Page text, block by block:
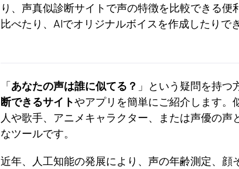
り、声真似診断サイトで声の特徴を比較できる
比べたり、AIでオリジナルボイスを作成したりで
「あなたの声は誰に似てる？ 」という疑問を持
断できるサイトやアプリを簡単にご紹介します。
人や歌手、アニメキャラクター、または声優の
なツールです。
近年、人工知能の発展により、声の年齢測定、